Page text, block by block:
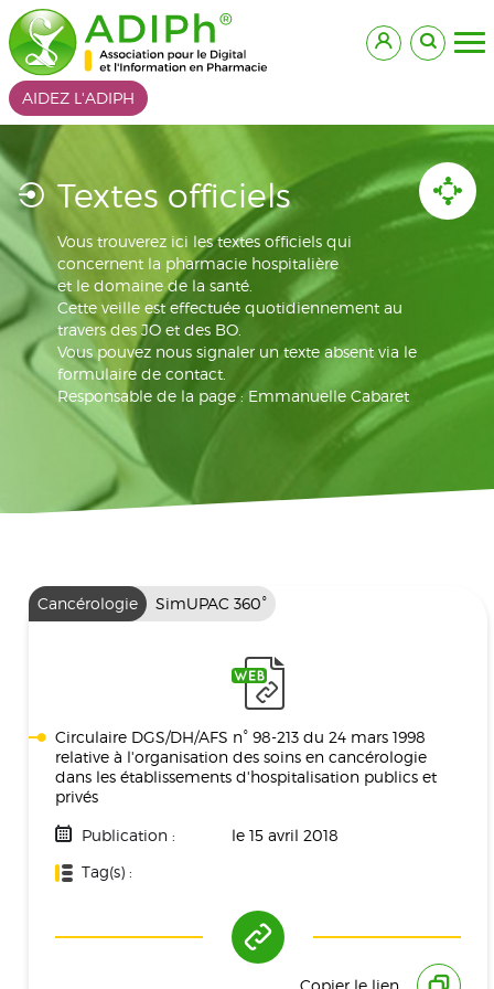
AIDEZ L'ADIPH
Textes officiels
Vous trouverez ici les textes officiels qui
concernent la pharmacie hospitalière
et le domaine de la santé.
Cette veille est effectuée quotidiennement au
travers des JO et des BO.
Vous pouvez nous signaler un texte absent via le
formulaire de contact.
Responsable de la page : Emmanuelle Cabaret
Cancérologie SimUPAC 360°
Circulaire DGS/DH/AFS n° 98-213 du 24 mars 1998
relative à l'organisation des soins en cancérologie
dans les établissements d'hospitalisation publics et
privés
Publication :
le 15 avril 2018
Tag(s) :
Copier le lien